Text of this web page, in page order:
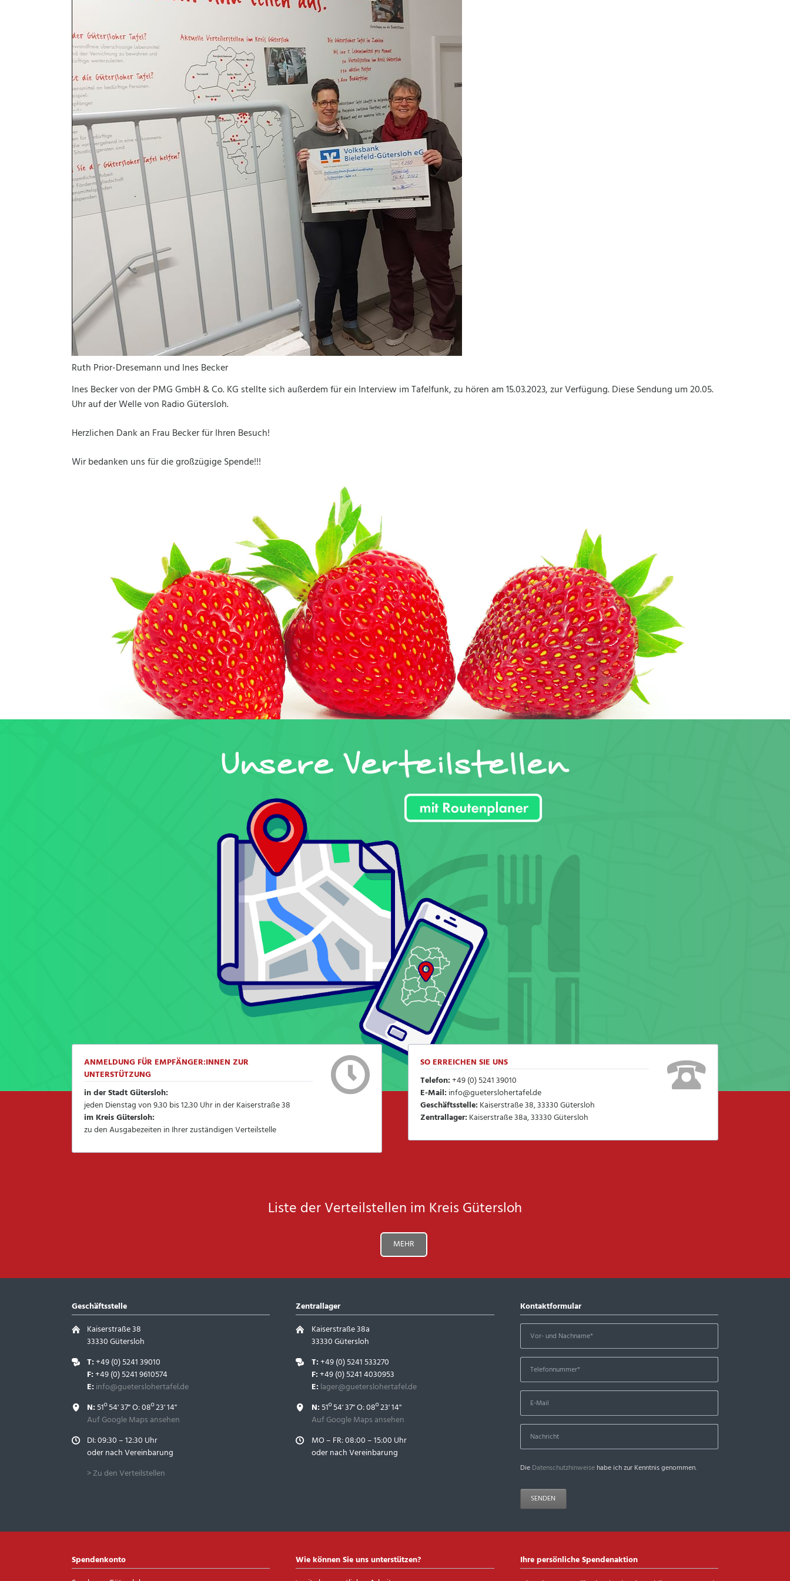
Ruth Prior-Dresemann und Ines Becker
Ines Becker von der PMG GmbH & Co. KG stellte sich außerdem für ein Interview im Tafelfunk, zu hören am 15.03.2023, zur Verfügung. Diese Sendung um 20.05.
Uhr auf der Welle von Radio Gütersloh.
Herzlichen Dank an Frau Becker für Ihren Besuch!
Wir bedanken uns für die großzügige Spende!!!
ANMELDUNG FÜR EMPFÄNGER:INNEN ZUR
UNTERSTÜTZUNG
in der Stadt Gütersloh:
jeden Dienstag von 9.30 bis 12.30 Uhr in der Kaiserstraße 38
im Kreis Gütersloh:
zu den Ausgabezeiten in Ihrer zuständigen Verteilstelle
SO ERREICHEN SIE UNS
Telefon:+49 (0) 5241 39010
E-Mail: info@gueterslohertafel.de
Geschäftsstelle: Kaiserstraße 38, 33330 Gütersloh
Zentrallager: Kaiserstraße 38a, 33330 Gütersloh
Liste der Verteilstellen im Kreis Gütersloh
MEHR
Geschäftsstelle
Kaiserstraße 38
33330 Gütersloh
T:+49 (0) 5241 39010
F:+49 (0) 5241 9610574
E: info@gueterslohertafel.de
N: 51º 54' 37" O: 08º 23' 14"
Auf Google Maps ansehen
DI: 09:30 – 12:30 Uhr
oder nach Vereinbarung
> Zu den Verteilstellen
Zentrallager
Kaiserstraße 38a
33330 Gütersloh
T:+49 (0) 5241 533270
F:+49 (0) 5241 4030953
E: lager@gueterslohertafel.de
N: 51º 54' 37" O: 08º 23' 14"
Auf Google Maps ansehen
MO – FR: 08:00 – 15:00 Uhr
oder nach Vereinbarung
Kontaktformular
Die Datenschutzhinweisehabe ich zur Kenntnis genommen.
SENDEN
Spendenkonto
Wie können Sie uns unterstützen?
Ihre persönliche Spendenaktion